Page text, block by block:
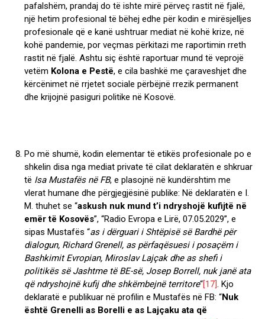
pafalshëm, prandaj do të ishte mirë përveç rastit në fjalë,
një hetim profesional të bëhej edhe për kodin e mirësjelljes
profesionale që e kanë ushtruar mediat në kohë krize, në
kohë pandemie, por veçmas përkitazi me raportimin rreth
rastit në fjalë. Ashtu siç është raportuar mund të veprojë
vetëm Kolona e Pestë, e cila bashkë me çaraveshjet dhe
kërcënimet në rrjetet sociale përbëjnë rrezik permanent
dhe krijojnë pasiguri politike në Kosovë.
Po më shumë, kodin elementar të etikës profesionale po e
shkelin disa nga mediat private të cilat deklaratën e shkruar
të Isa Mustafës në FB, e plasojnë në kundërshtim me
vlerat humane dhe përgjegjësinë publike: Në deklaratën e I.
M. thuhet se “askush nuk mund t’i ndryshojë kufijtë në
emër të Kosovës”, “Radio Evropa e Lirë, 07.05.2029”, e
sipas Mustafës “as i dërguari i Shtëpisë së Bardhë për
dialogun, Richard Grenell, as përfaqësuesi i posaçëm i
Bashkimit Evropian, Miroslav Lajçak dhe as shefi i
politikës së Jashtme të BE-së, Josep Borrell, nuk janë ata
që ndryshojnë kufij dhe shkëmbejnë territore“[17]. Kjo
deklaratë e publikuar në profilin e Mustafës në FB: “Nuk
është Grenelli as Borelli e as Lajçaku ata që